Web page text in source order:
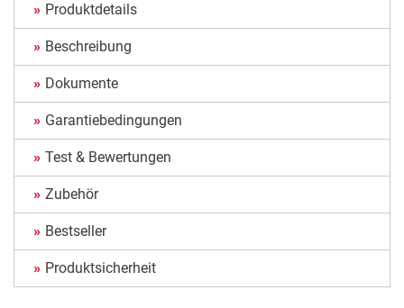
Produktdetails
Beschreibung
Dokumente
Garantiebedingungen
Test & Bewertungen
Zubehör
Bestseller
Produktsicherheit